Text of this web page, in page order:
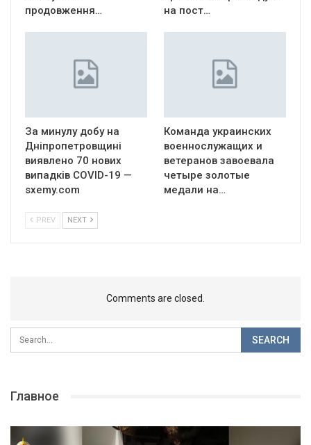
продовження…
на пост…
За минулу добу на
Дніпропетровщині
виявлено 70 нових
випадків COVID-19 —
sxemy.com
Команда украинских
военнослужащих и
ветеранов завоевала
четыре золотые
медали на…
PREV NEXT
Comments are closed.
Главное